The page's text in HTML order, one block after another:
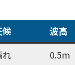
候
波高
れ 0.5m